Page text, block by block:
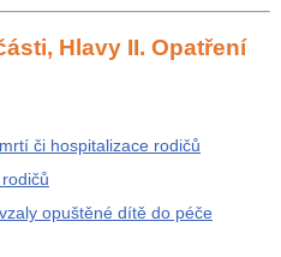
Hlavy II. Opatření
či hospitalizace rodičů
opuštěné dítě do péče